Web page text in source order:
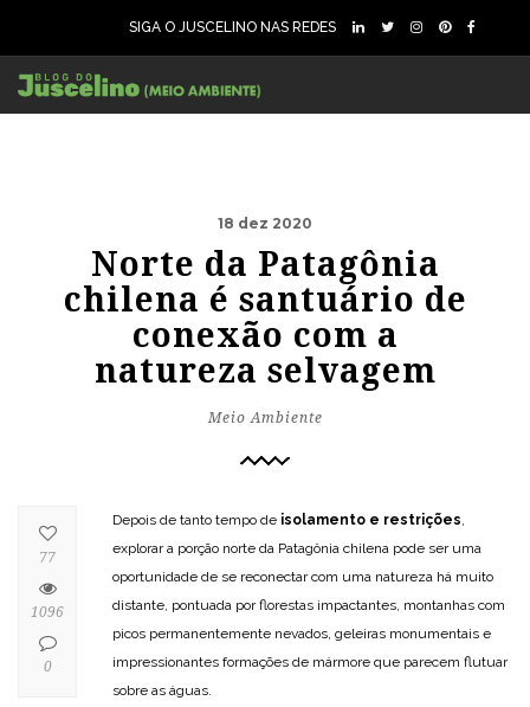
SIGA O JUSCELINO NAS REDES
18 dez 2020
Norte da Patagônia
chilena é santuário de
conexão com a
natureza selvagem
Meio Ambiente
Depois de tanto tempo de isolamento e restrições,
explorar a porção norte da Patagônia chilena pode ser uma
oportunidade de se reconectar com uma natureza há muito
distante, pontuada por florestas impactantes, montanhas com
picos permanentemente nevados, geleiras monumentais e
impressionantes formações de mármore que parecem flutuar
sobre as águas.
77
1096
0